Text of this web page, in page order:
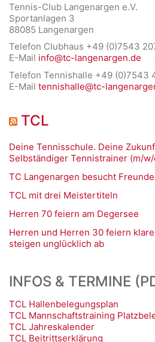
Tennis-Club Langenargen e.V.
Sportanlagen 3
88085 Langenargen
Telefon Clubhaus +49 (0)7543
E-Mail info@tc-langenargen.de
Telefon Tennishalle +49 (0)7543
E-Mail tennishalle@tc-
TCL
Deine Tennisschule. Deine
Selbständiger Tennistrainer (m/
TC Langenargen besucht
TCL mit drei Meistertiteln
Herren 70 feiern am Degersee
Herren und Herren 30 feiern
steigen unglücklich ab
INFOS & TERMINE
TCL Hallenbelegungsplan
TCL Mannschaftstraining
TCL Jahreskalender
TCL Beitrittserklärung